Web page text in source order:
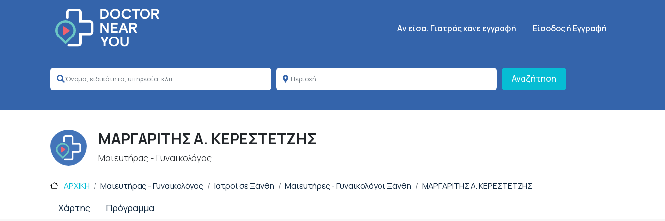
Κεντρική πλοήγηση
Aν είσαι Γιατρός κάνε εγγραφή SignUp Menu
Είσοδος ή Εγγραφή
Αναζήτηση
ΜΑΡΓΑΡΙΤΗΣ Α. ΚΕΡΕΣΤΕΤΖΗΣ
Μαιευτήρας - Γυναικολόγος
ΑΡΧΙΚΗ Μαιευτήρας - Γυναικολόγος Ιατροί σε Ξάνθη Μαιευτήρες - Γυναικολόγοι Ξάνθη ΜΑΡΓΑΡΙΤΗΣ Α. ΚΕΡΕΣΤΕΤΖΗΣ
Χάρτης Πρόγραμμα